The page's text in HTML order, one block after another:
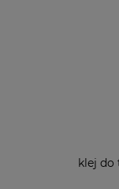
klej do